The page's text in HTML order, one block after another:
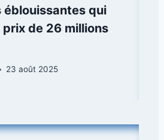
éblouissantes qui
de 26 millions
23 août 2025